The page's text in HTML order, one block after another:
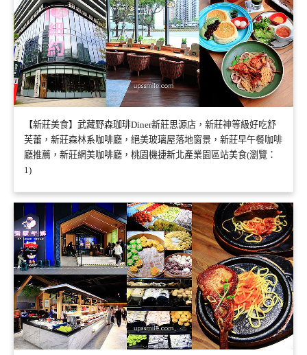
【新莊美食】武藏野森珈琲Diner新莊思源店，新莊神等級好吃舒
芙蕾，新莊森林系咖啡廳，絕美玻璃屋落地窗景，新莊早午餐咖啡
廳推薦，新莊網美咖啡廳，桃園機捷新北產業園區站美食(瀏覽：
1)